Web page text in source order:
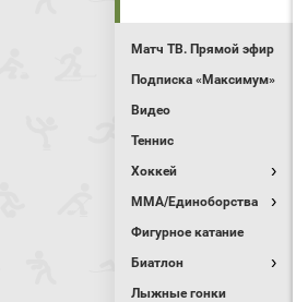
Матч ТВ. Прямой эфир
Подписка «Максимум»
Видео
Теннис
Хоккей
MMA/Единоборства
Фигурное катание
Биатлон
Лыжные гонки